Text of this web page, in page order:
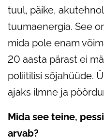
tuul, päike,
tuumaenergia. See
mida pole enam
20 aasta pärast ei
poliitilisi sõjahüüde.
ajaks ilmne ja
Mida see teine,
arvab?